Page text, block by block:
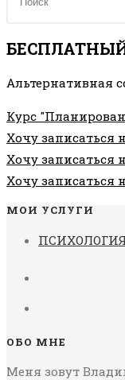
Альтернативная
Курс
Хочу записаться
Хочу записаться
Хочу записаться
МОИ УСЛУГИ
ОБО МНЕ
Меня зовут